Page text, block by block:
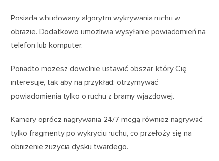
Posiada wbudowany algorytm wykrywania ruchu w
obrazie. Dodatkowo umożliwia wysyłanie powiadomień na
telefon lub komputer.
Ponadto możesz dowolnie ustawić obszar, który Cię
interesuje, tak aby na przykład: otrzymywać
powiadomienia tylko o ruchu z bramy wjazdowej.
Kamery oprócz nagrywania 24/7 mogą również nagrywać
tylko fragmenty po wykryciu ruchu, co przełoży się na
obniżenie zużycia dysku twardego.